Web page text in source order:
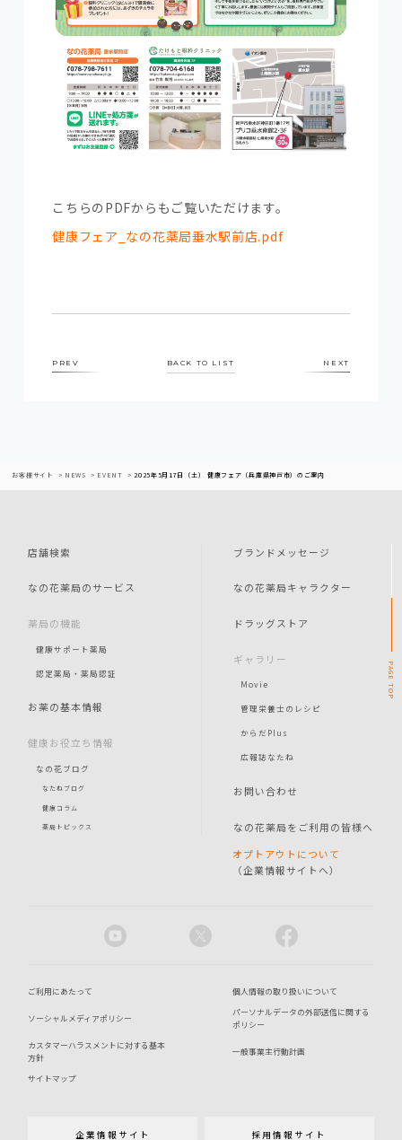
こちらのPDFからもご覧いただけます。
健康フェア_なの花薬局垂水駅前店.pdf
PREV BACK TO LIST NEXT
お客様サイト NEWS EVENT 2025年5月17日（土） 健康フェア（兵庫県神戸市）のご案内
店舗検索
なの花薬局のサービス
薬局の機能
健康サポート薬局
認定薬局・薬局認証
お薬の基本情報
健康お役立ち情報
なの花ブログ
なたねブログ
健康コラム
薬局トピックス
ブランドメッセージ
なの花薬局キャラクター
ドラッグストア
ギャラリー
Movie
管理栄養士のレシピ
からだPlus
広報誌なたね
お問い合わせ
なの花薬局をご利用の皆様へ
オプトアウトについて
（企業情報サイトへ）
企業情報サイト 採用情報サイト
ご利用にあたって 個人情報の取り扱いについて
ソーシャルメディアポリシー
パーソナルデータの外部送信に関する
ポリシー
カスタマーハラスメントに対する基本
方針
一般事業主行動計画
サイトマップ
PAGE
TOP